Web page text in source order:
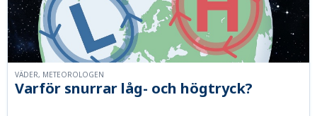
Varför snurrar låg- och högtryck?
VÄDER, METEOROLOGEN